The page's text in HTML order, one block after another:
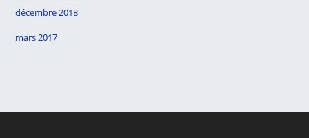
décembre 2018
mars 2017